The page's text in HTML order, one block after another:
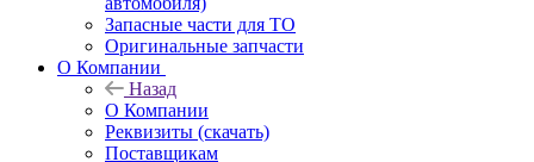
Запасные части для ТО
Оригинальные запчасти
О Компании
Назад
О Компании
Реквизиты (скачать)
Поставщикам